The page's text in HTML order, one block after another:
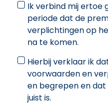
Ik verbind mij ertoe
periode dat de
verplichtingen op
na te komen.
Hierbij verklaar ik
voorwaarden en
en begrepen en
juist is.